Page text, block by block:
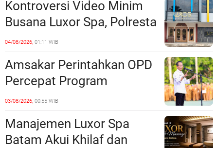
Batam
Kontroversi Video Minim
Busana Luxor Spa, Polresta
Barelang Usut Tuntas
Unsur Pelanggaran Hukum
04/08/2026, 01:11 WIB
Amsakar Perintahkan OPD
Percepat Program
Prioritas, Targetkan
Realisasi Pembangunan
Lampaui 50 Persen
03/08/2026, 00:55 WIB
Manajemen Luxor Spa
Batam Akui Khilaf dan